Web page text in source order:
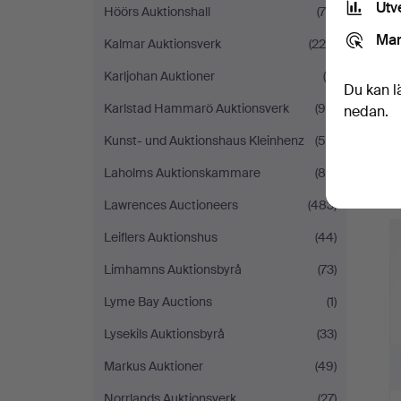
Höörs Auktionshall
(79)
Kalmar Auktionsverk
(225)
Karljohan Auktioner
(5)
Karlstad Hammarö Auktionsverk
(94)
Kunst- und Auktionshaus Kleinhenz
(55)
Laholms Auktionskammare
(80)
Lawrences Auctioneers
(483)
Leiflers Auktionshus
(44)
Limhamns Auktionsbyrå
(73)
Lyme Bay Auctions
(1)
Lysekils Auktionsbyrå
(33)
Markus Auktioner
(49)
Du kan
nedan.